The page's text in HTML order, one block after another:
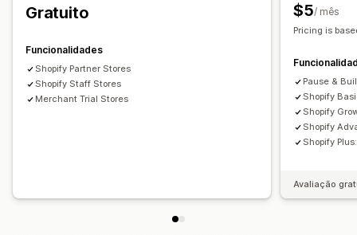
Gratuito
Funcionalidades
Shopify Partner Stores
Shopify Staff Stores
Merchant Trial Stores
$5/ mês
Pricing is
Pause &
Shopify
Shopify
Shopify
Shopify
Avaliação